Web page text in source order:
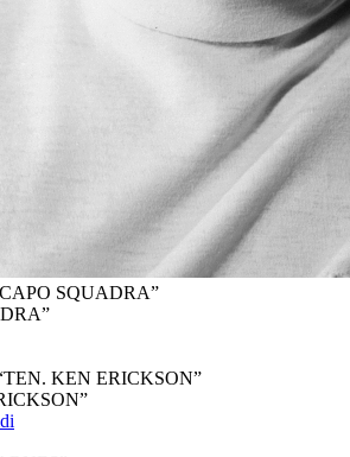
CAPO SQUADRA”
TEN. KEN ERICKSON”